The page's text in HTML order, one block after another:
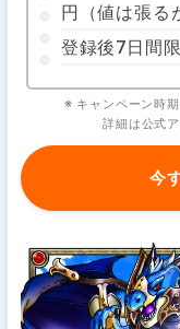
円（値は張る
登録後7日間限
※ キャンペーン時
詳細は公式
今